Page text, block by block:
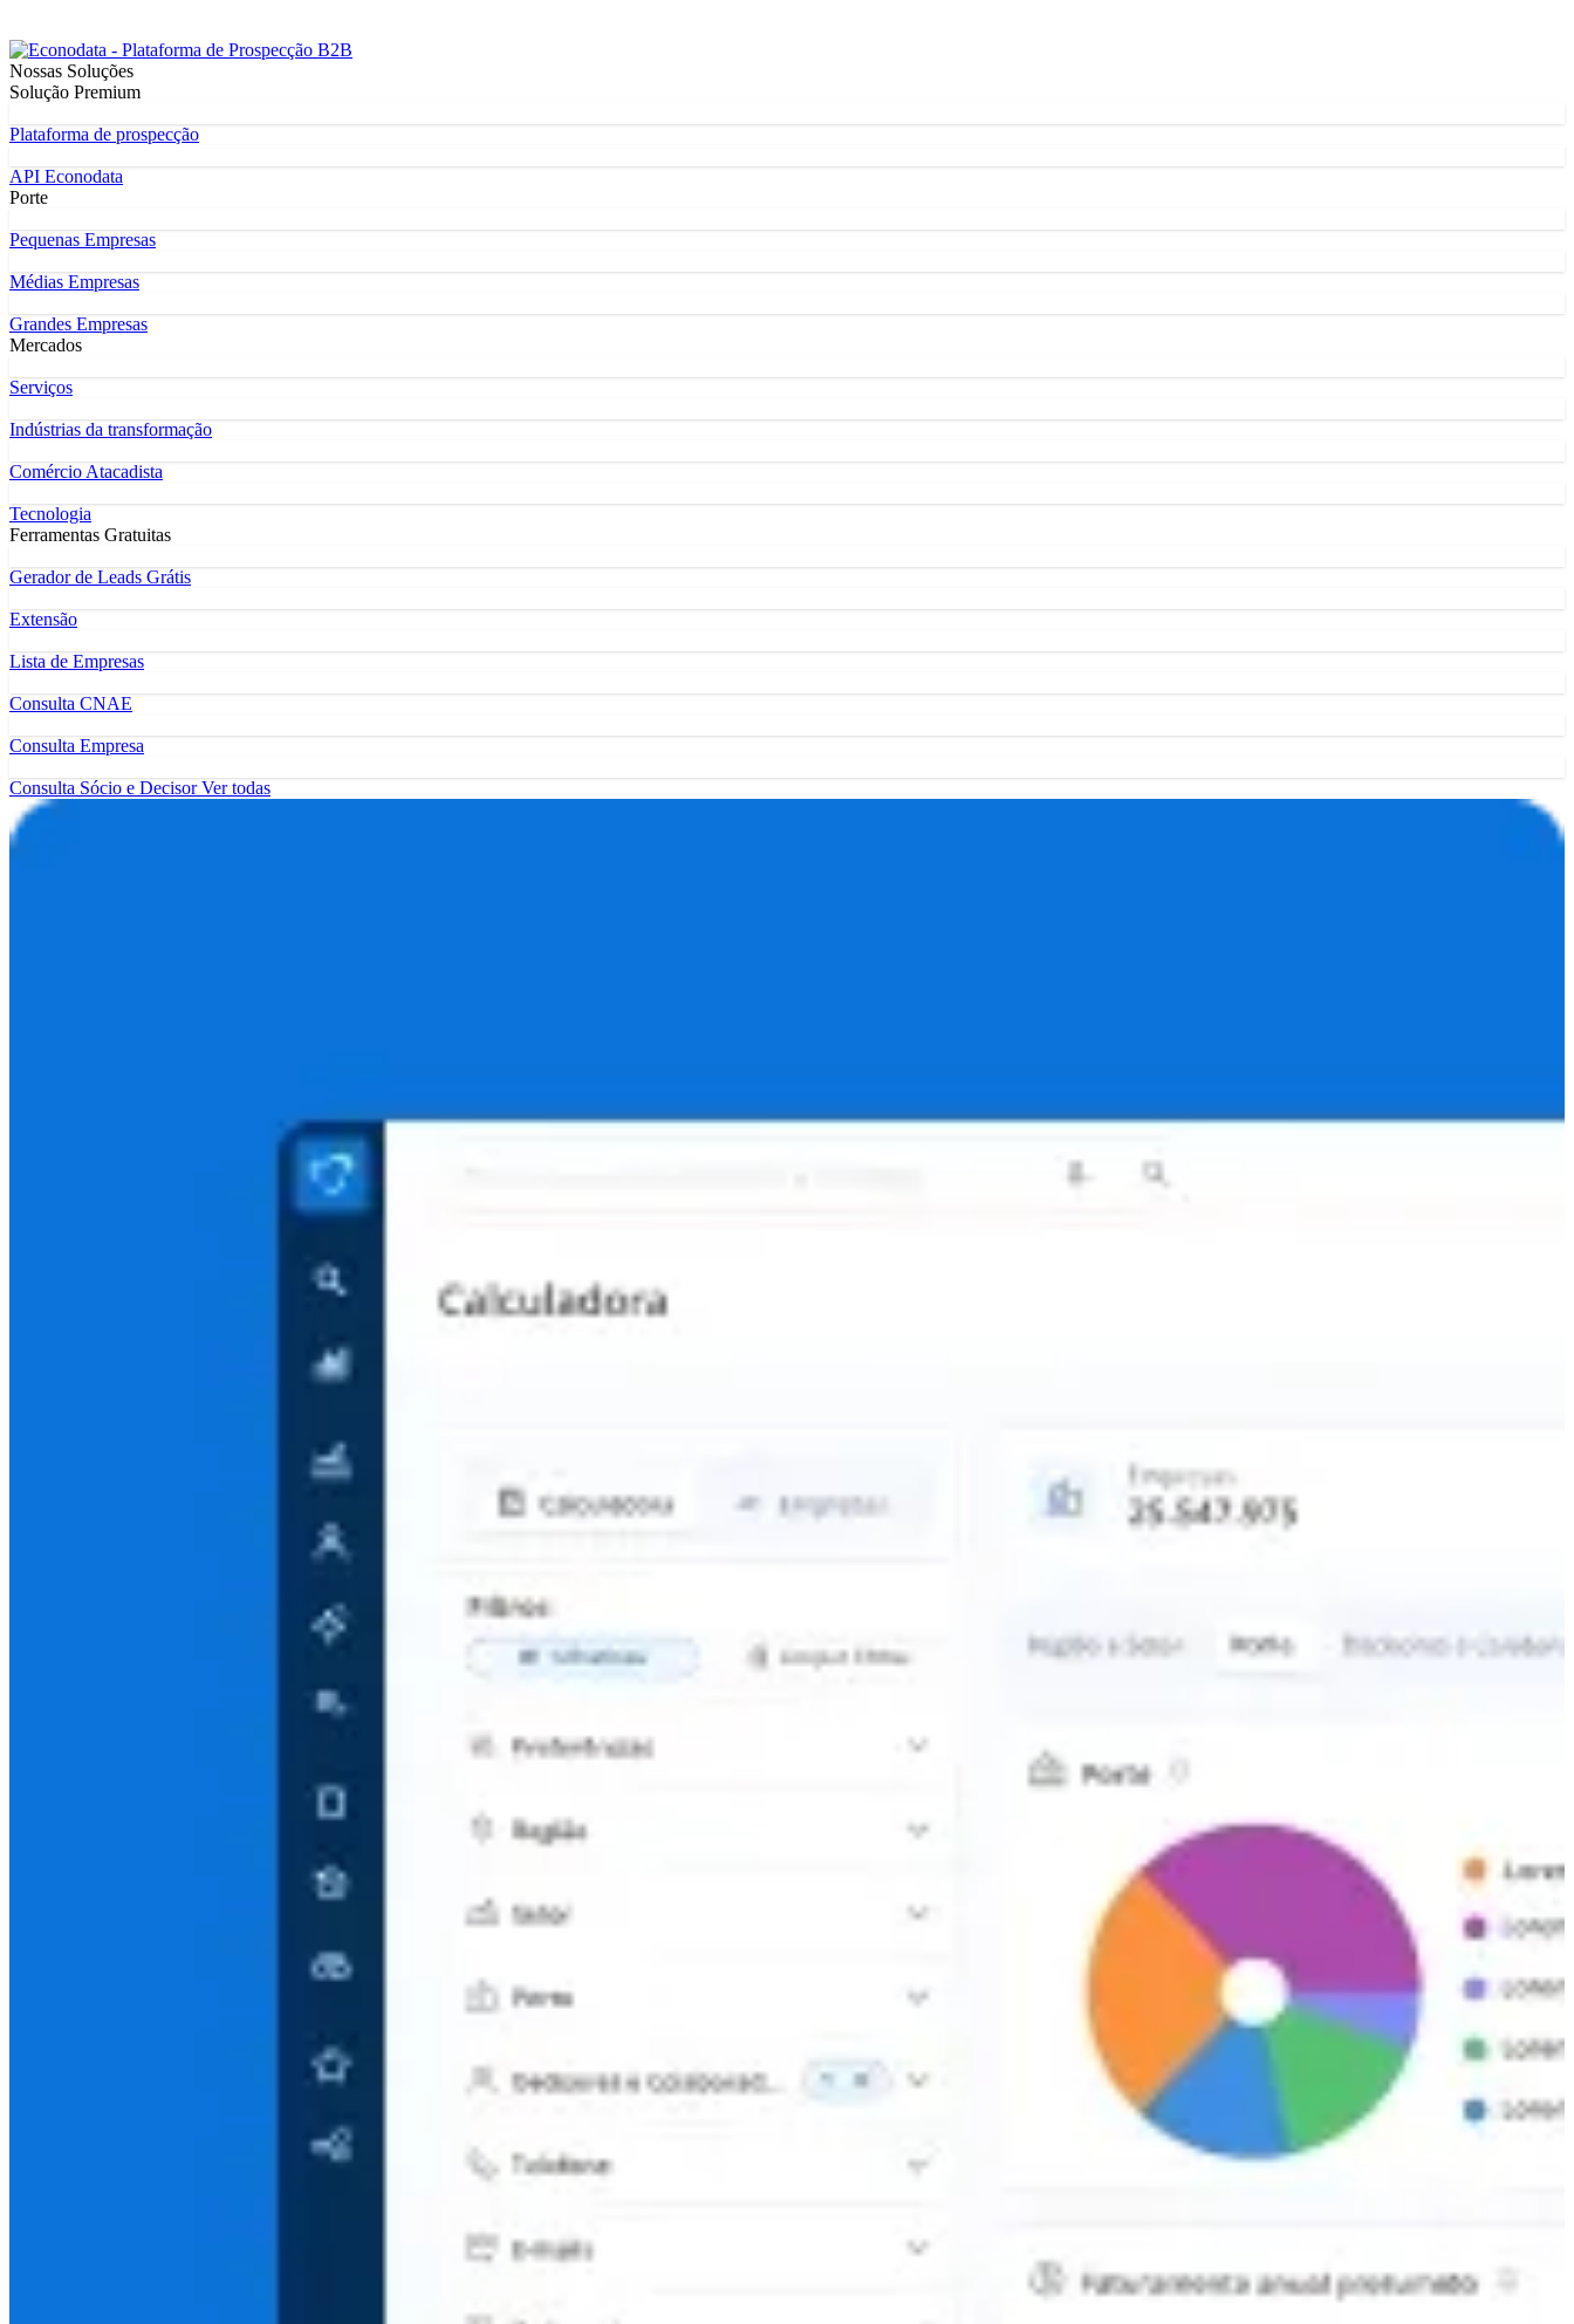
Nossas Soluções
Solução Premium
Plataforma de prospecção
API Econodata
Porte
Pequenas Empresas
Médias Empresas
Grandes Empresas
Mercados
Serviços
Indústrias da transformação
Comércio Atacadista
Tecnologia
Ferramentas Gratuitas
Gerador de Leads Grátis
Extensão
Lista de Empresas
Consulta CNAE
Consulta Empresa
Consulta Sócio e DecisorVer todas